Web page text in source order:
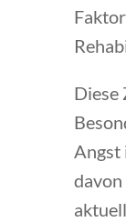
Diese
Angst
davon